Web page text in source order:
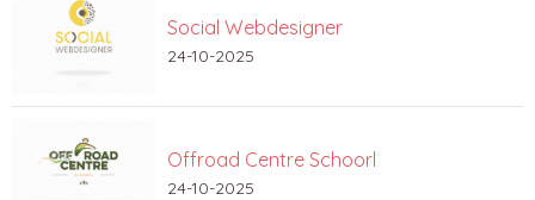
Social Webdesigner
24-10-2025
Offroad Centre Schoorl
24-10-2025